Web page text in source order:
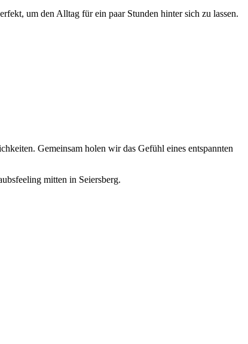
um den Alltag für ein paar Stunden hinter sich zu lassen.
Gemeinsam holen wir das Gefühl eines entspannten
mitten in Seiersberg.